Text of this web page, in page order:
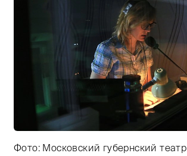
Фото: Московский губернский театр